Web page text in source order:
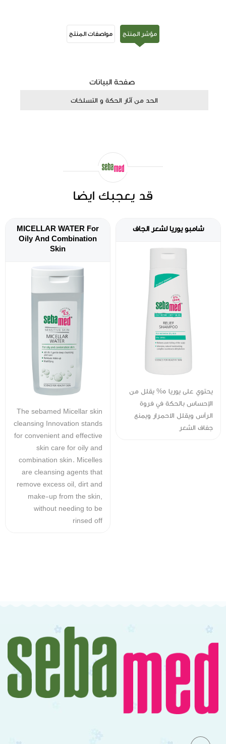
مؤشر المنتج مواصفات المنتج
صفحة البيانات
الحد من آثار الحكة و التسلخات
قد يعجبك ايضا
MICELLAR WATER For
Oily And Combination
Skin
The sebamed Micellar skin
cleansing Innovation stands
for convenient and effective
skin care for oily and
combination skin. Micelles
are cleansing agents that
remove excess oil, dirt and
make-up from the skin,
without needing to be
rinsed off
شامبو يوريا لشعر الجاف
يحتوي على يوريا 5% يقلل من
الإحساس بالحكة في فروة
الرأس ويقلل الاحمرار ويمنع
جفاف الشعر